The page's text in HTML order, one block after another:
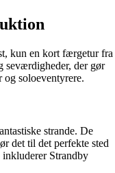
kun en kort færgetur fra
seværdigheder, der gør
og soloeventyrere.
strande. De
det til det perfekte sted
inkluderer Strandby